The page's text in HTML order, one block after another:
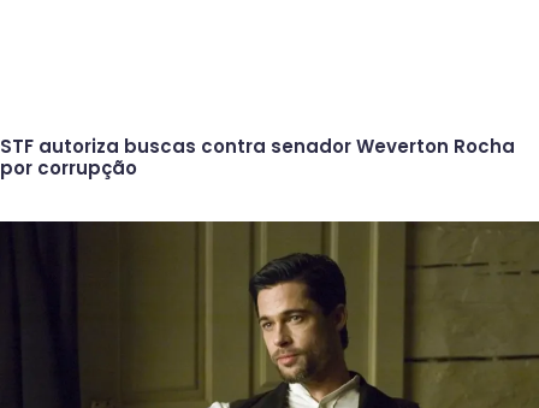
STF autoriza buscas contra senador Weverton Rocha
por corrupção